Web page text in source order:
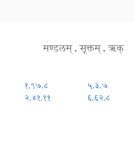
मण्डलम् . सूक्तम् . ऋक्
१.९७.८
२.४१.११
५.३.७
६.६२.८